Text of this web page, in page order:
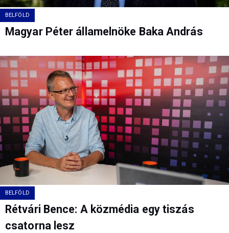
BELFÖLD
Magyar Péter államelnöke Baka András
BELFÖLD
Rétvári Bence: A közmédia egy tiszás
csatorna lesz